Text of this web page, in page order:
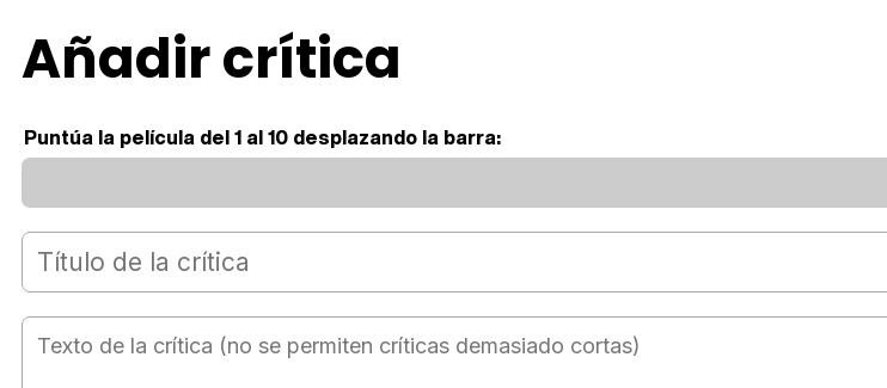
Añadir crítica
Puntúa la película del 1 al 10 desplazando la barra: